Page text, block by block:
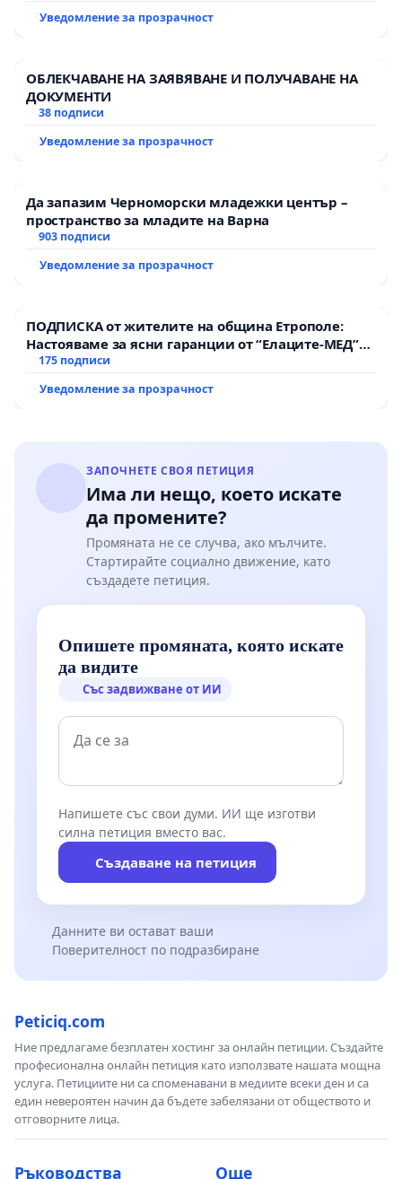
Мирово - к.к. Момин проход
Уведомление за прозрачност
ОБЛЕКЧАВАНЕ НА ЗАЯВЯВАНЕ И ПОЛУЧАВАНЕ НА
ДОКУМЕНТИ
38 подписи
Уведомление за прозрачност
Да запазим Черноморски младежки център –
пространство за младите на Варна
903 подписи
Уведомление за прозрачност
ПОДПИСКА от жителите на община Етрополе:
Настояваме за ясни гаранции от “Елаците-МЕД”
АД и от държавата, че ще се изпълнят всички
175 подписи
Уведомление за прозрачност
ЗАПОЧНЕТЕ СВОЯ ПЕТИЦИЯ
Има ли нещо, което искате
да промените?
Промяната не се случва, ако мълчите.
Стартирайте социално движение, като
създадете петиция.
Опишете промяната, която искате
да видите
Със задвижване от ИИ
Напишете със свои думи. ИИ ще изготви
силна петиция вместо вас.
Създаване на петиция
Данните ви остават ваши
Поверителност по подразбиране
Peticiq.com
Ние предлагаме безплатен хостинг за онлайн петиции. Създайте
професионална онлайн петиция като използвате нашата мощна
услуга. Петициите ни са споменавани в медиите всеки ден и са
един невероятен начин да бъдете забелязани от обществото и
отговорните лица.
Ръководства Още